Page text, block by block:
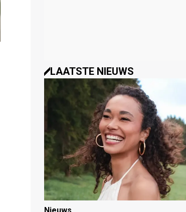
LAATSTE NIEUWS